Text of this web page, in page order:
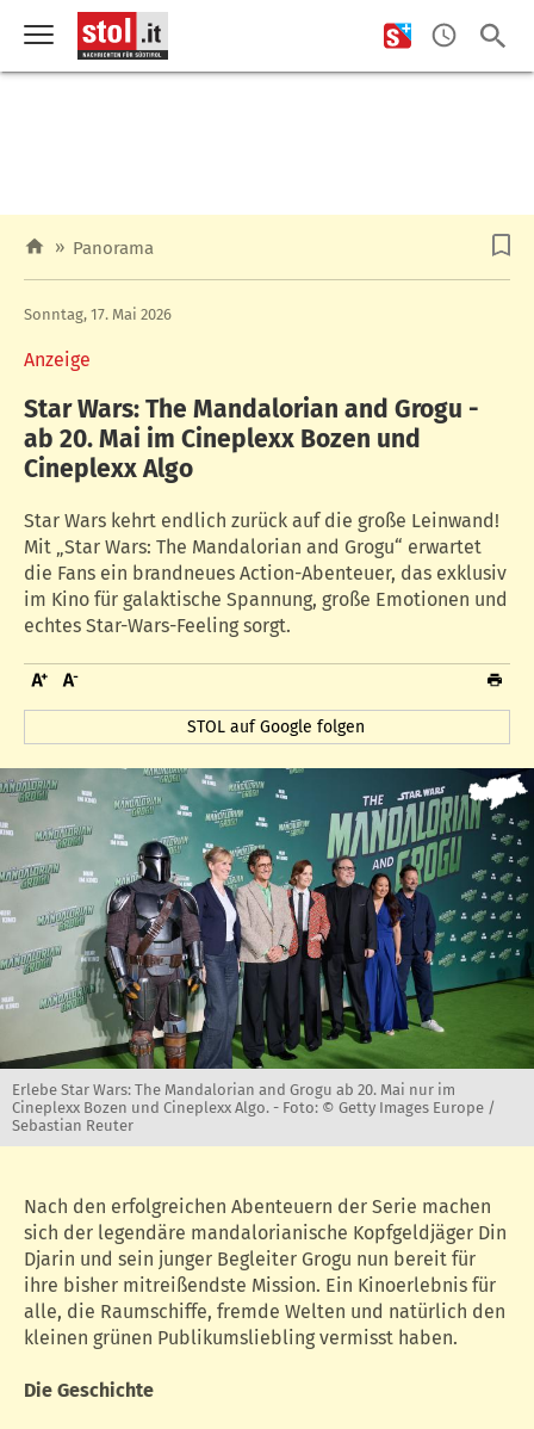
» Panorama
Anzeige
Sonntag, 17. Mai 2026
Star Wars: The Mandalorian and Grogu -
ab 20. Mai im Cineplexx Bozen und
Cineplexx Algo
Star Wars kehrt endlich zurück auf die große Leinwand!
Mit „Star Wars: The Mandalorian and Grogu“ erwartet
die Fans ein brandneues Action-Abenteuer, das exklusiv
im Kino für galaktische Spannung, große Emotionen und
echtes Star-Wars-Feeling sorgt.
STOL auf Google folgen
Erlebe Star Wars: The Mandalorian and Grogu ab 20. Mai nur im
Cineplexx Bozen und Cineplexx Algo. - Foto: © Getty Images Europe /
Sebastian Reuter
Nach den erfolgreichen Abenteuern der Serie machen
sich der legendäre mandalorianische Kopfgeldjäger Din
Djarin und sein junger Begleiter Grogu nun bereit für
ihre bisher mitreißendste Mission. Ein Kinoerlebnis für
alle, die Raumschiffe, fremde Welten und natürlich den
kleinen grünen Publikumsliebling vermisst haben.
Die Geschichte